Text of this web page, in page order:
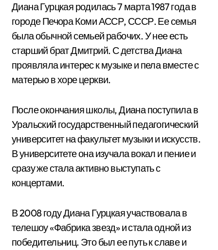
Диана Гурцкая родилась 7 марта 1987 года в
городе Печора Коми АССР, СССР. Ее семья
была обычной семьей рабочих. У нее есть
старший брат Дмитрий. С детства Диана
проявляла интерес к музыке и пела вместе с
матерью в хоре церкви.
После окончания школы, Диана поступила в
Уральский государственный педагогический
университет на факультет музыки и искусств.
В университете она изучала вокал и пение и
сразу же стала активно выступать с
концертами.
В 2008 году Диана Гурцкая участвовала в
телешоу «Фабрика звезд» и стала одной из
победительниц. Это был ее путь к славе и